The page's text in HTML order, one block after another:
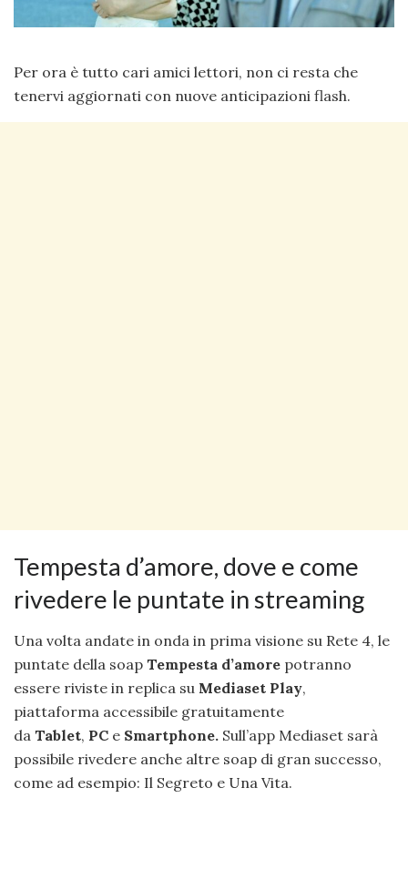
Per ora è tutto cari amici lettori, non ci resta che
tenervi aggiornati con nuove anticipazioni flash.
Tempesta d’amore, dove e come
rivedere le puntate in streaming
Una volta andate in onda in prima visione su Rete 4, le
puntate della soap Tempesta d’amore potranno
essere riviste in replica su Mediaset Play,
piattaforma accessibile gratuitamente
da Tablet, PC e Smartphone. Sull’app Mediaset sarà
possibile rivedere anche altre soap di gran successo,
come ad esempio: Il Segreto e Una Vita.